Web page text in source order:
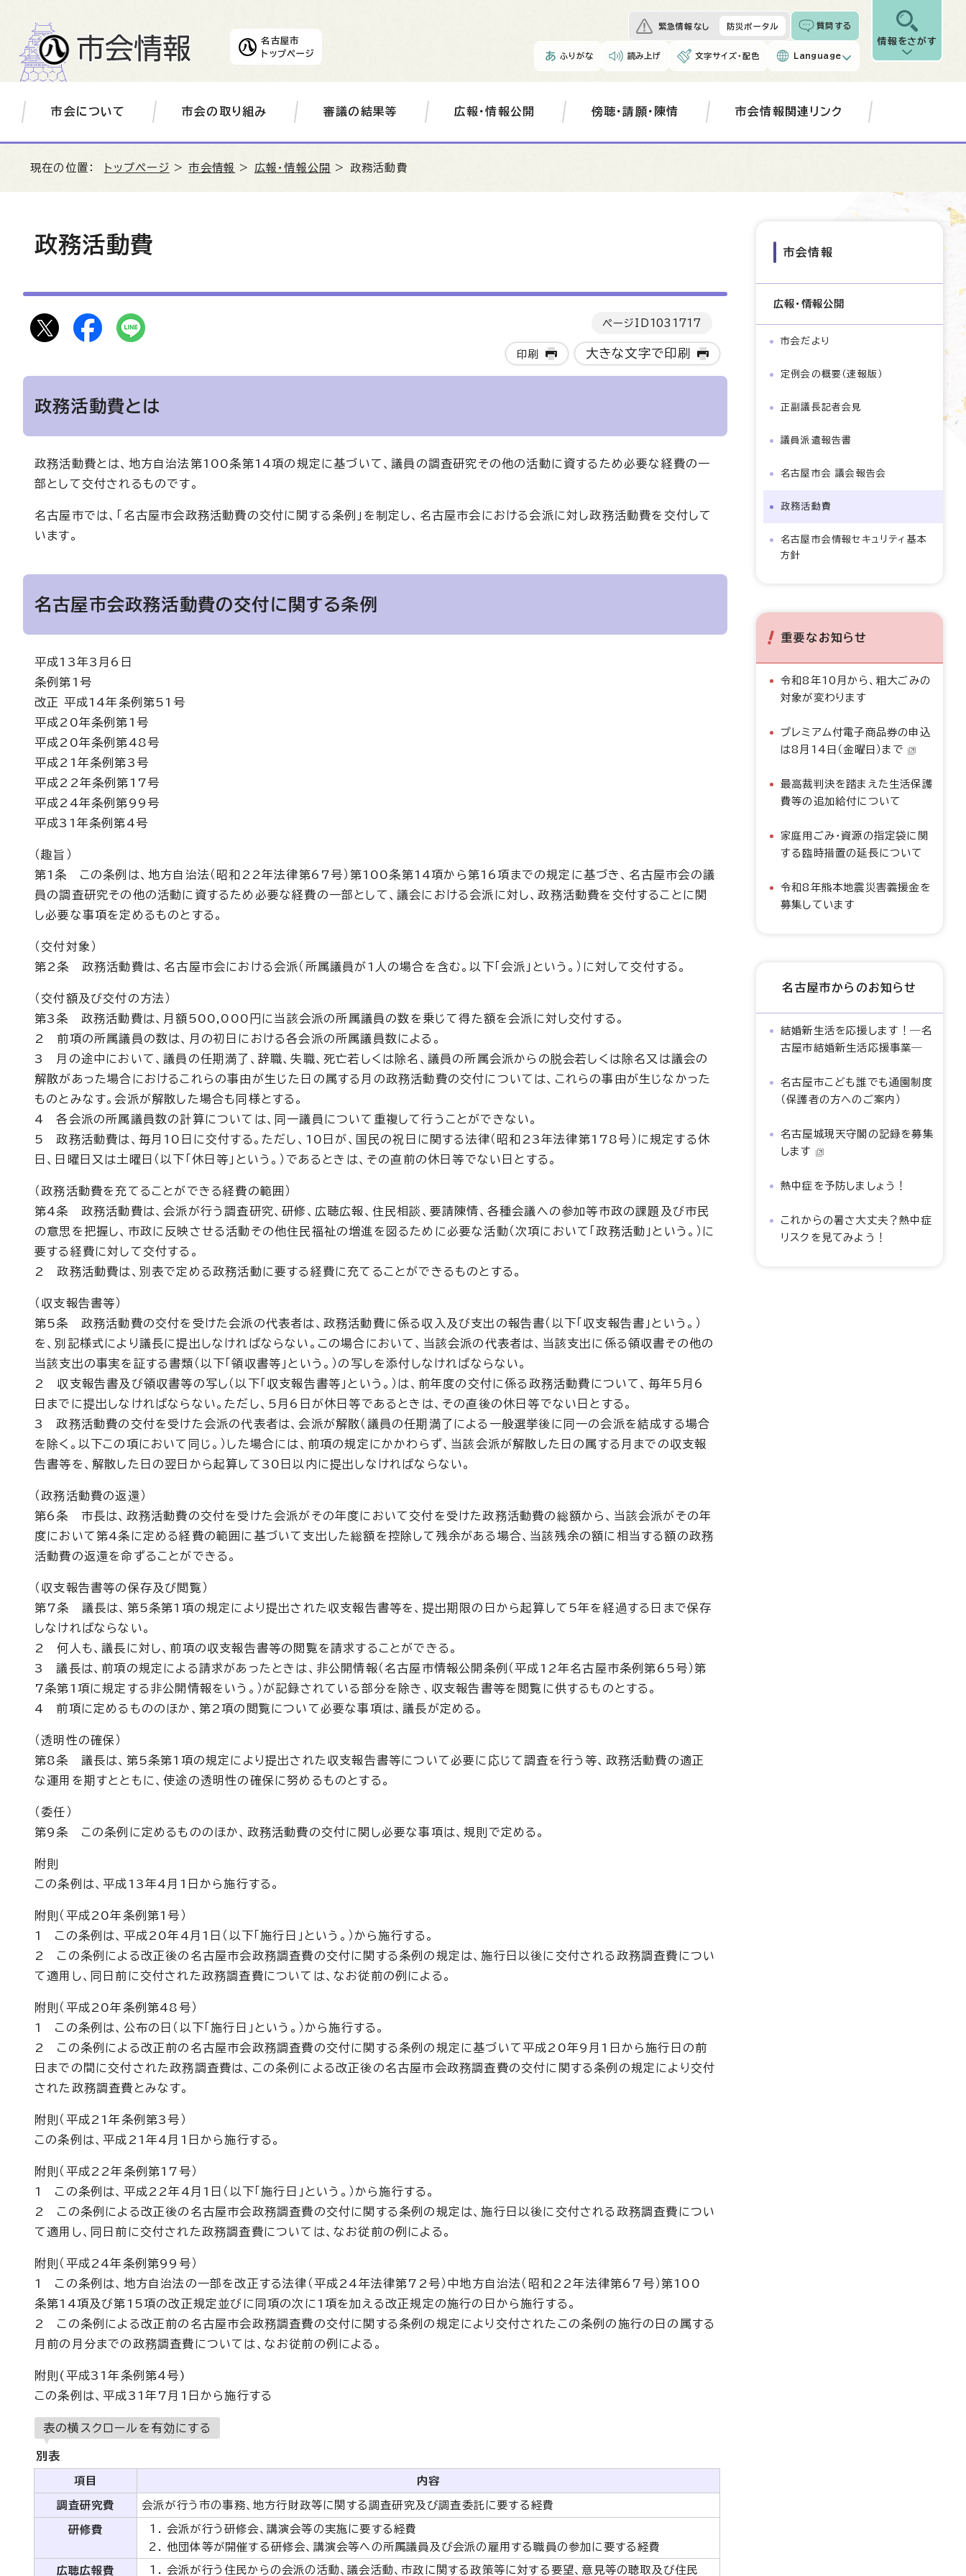
名古屋市
トップページ
緊急情報なし 防災ポータル 質問する
ふりがな 読み上げ 文字サイズ・配色 Language
情報をさがす
市会について 市会の取り組み 審議の結果等 広報・情報公開 傍聴・請願・陳情 市会情報関連リンク
現在の位置： トップページ >市会情報 > 広報・情報公開 > 政務活動費
政務活動費
ページID 1031717
印刷 大きな文字で印刷
政務活動費とは
政務活動費とは、地方自治法第100条第14項の規定に基づいて、議員の調査研究その他の活動に資するため必要な経費の一
部として交付されるものです。
名古屋市では、「名古屋市会政務活動費の交付に関する条例」を制定し、名古屋市会における会派に対し政務活動費を交付して
います。
名古屋市会政務活動費の交付に関する条例
平成13年3月6日
条例第1号
改正 平成14年条例第51号
平成20年条例第1号
平成20年条例第48号
平成21年条例第3号
平成22年条例第17号
平成24年条例第99号
平成31年条例第4号
（趣旨）
第1条 この条例は、地方自治法（昭和22年法律第67号）第100条第14項から第16項までの規定に基づき、名古屋市会の議
員の調査研究その他の活動に資するため必要な経費の一部として、議会における会派に対し、政務活動費を交付することに関
し必要な事項を定めるものとする。
（交付対象）
第2条 政務活動費は、名古屋市会における会派（所属議員が1人の場合を含む。以下「会派」という。）に対して交付する。
（交付額及び交付の方法）
第3条 政務活動費は、月額500,000円に当該会派の所属議員の数を乗じて得た額を会派に対し交付する。
2 前項の所属議員の数は、月の初日における各会派の所属議員数による。
3 月の途中において、議員の任期満了、辞職、失職、死亡若しくは除名、議員の所属会派からの脱会若しくは除名又は議会の
解散があった場合におけるこれらの事由が生じた日の属する月の政務活動費の交付については、これらの事由が生じなかった
ものとみなす。会派が解散した場合も同様とする。
4 各会派の所属議員数の計算については、同一議員について重複して行うことができない。
5 政務活動費は、毎月10日に交付する。ただし、10日が、国民の祝日に関する法律（昭和23年法律第178号）に規定する休
日、日曜日又は土曜日（以下「休日等」という。）であるときは、その直前の休日等でない日とする。
（政務活動費を充てることができる経費の範囲）
第4条 政務活動費は、会派が行う調査研究、研修、広聴広報、住民相談、要請陳情、各種会議への参加等市政の課題及び市民
の意思を把握し、市政に反映させる活動その他住民福祉の増進を図るために必要な活動（次項において「政務活動」という。）に
要する経費に対して交付する。
2 政務活動費は、別表で定める政務活動に要する経費に充てることができるものとする。
（収支報告書等）
第5条 政務活動費の交付を受けた会派の代表者は、政務活動費に係る収入及び支出の報告書（以下「収支報告書」という。）
を、別記様式により議長に提出しなければならない。この場合において、当該会派の代表者は、当該支出に係る領収書その他の
当該支出の事実を証する書類（以下「領収書等」という。）の写しを添付しなければならない。
2 収支報告書及び領収書等の写し（以下「収支報告書等」という。）は、前年度の交付に係る政務活動費について、毎年5月6
日までに提出しなければならない。ただし、5月6日が休日等であるときは、その直後の休日等でない日とする。
3 政務活動費の交付を受けた会派の代表者は、会派が解散（議員の任期満了による一般選挙後に同一の会派を結成する場合
を除く。以下この項において同じ。）した場合には、前項の規定にかかわらず、当該会派が解散した日の属する月までの収支報
告書等を、解散した日の翌日から起算して30日以内に提出しなければならない。
（政務活動費の返還）
第6条 市長は、政務活動費の交付を受けた会派がその年度において交付を受けた政務活動費の総額から、当該会派がその年
度において第4条に定める経費の範囲に基づいて支出した総額を控除して残余がある場合、当該残余の額に相当する額の政務
活動費の返還を命ずることができる。
（収支報告書等の保存及び閲覧）
第7条 議長は、第5条第1項の規定により提出された収支報告書等を、提出期限の日から起算して5年を経過する日まで保存
しなければならない。
2 何人も、議長に対し、前項の収支報告書等の閲覧を請求することができる。
3 議長は、前項の規定による請求があったときは、非公開情報（名古屋市情報公開条例（平成12年名古屋市条例第65号）第
7条第1項に規定する非公開情報をいう。）が記録されている部分を除き、収支報告書等を閲覧に供するものとする。
4 前項に定めるもののほか、第2項の閲覧について必要な事項は、議長が定める。
（透明性の確保）
第8条 議長は、第5条第1項の規定により提出された収支報告書等について必要に応じて調査を行う等、政務活動費の適正
な運用を期すとともに、使途の透明性の確保に努めるものとする。
（委任）
第9条 この条例に定めるもののほか、政務活動費の交付に関し必要な事項は、規則で定める。
附則
この条例は、平成13年4月1日から施行する。
附則（平成20年条例第1号）
1 この条例は、平成20年4月1日（以下「施行日」という。）から施行する。
2 この条例による改正後の名古屋市会政務調査費の交付に関する条例の規定は、施行日以後に交付される政務調査費につい
て適用し、同日前に交付された政務調査費については、なお従前の例による。
附則（平成20年条例第48号）
1 この条例は、公布の日（以下「施行日」という。）から施行する。
2 この条例による改正前の名古屋市会政務調査費の交付に関する条例の規定に基づいて平成20年9月1日から施行日の前
日までの間に交付された政務調査費は、この条例による改正後の名古屋市会政務調査費の交付に関する条例の規定により交付
された政務調査費とみなす。
附則（平成21年条例第3号）
この条例は、平成21年4月1日から施行する。
附則（平成22年条例第17号）
1 この条例は、平成22年4月1日（以下「施行日」という。）から施行する。
2 この条例による改正後の名古屋市会政務調査費の交付に関する条例の規定は、施行日以後に交付される政務調査費につい
て適用し、同日前に交付された政務調査費については、なお従前の例による。
附則（平成24年条例第99号）
1 この条例は、地方自治法の一部を改正する法律（平成24年法律第72号）中地方自治法（昭和22年法律第67号）第100
条第14項及び第15項の改正規定並びに同項の次に1項を加える改正規定の施行の日から施行する。
2 この条例による改正前の名古屋市会政務調査費の交付に関する条例の規定により交付されたこの条例の施行の日の属する
月前の月分までの政務調査費については、なお従前の例による。
附則(平成31年条例第4号)
この条例は、平成31年7月1日から施行する
表の横スクロールを有効にする
別表
項目 内容
調査研究費 会派が行う市の事務、地方行財政等に関する調査研究及び調査委託に要する経費
研修費
会派が行う研修会、講演会等の実施に要する経費
他団体等が開催する研修会、講演会等への所属議員及び会派の雇用する職員の参加に要する経費
広聴広報費 会派が行う住民からの会派の活動、議会活動、市政に関する政策等に対する要望、意見等の聴取及び住民
市会情報
広報・情報公開
市会だより
定例会の概要（速報版）
正副議長記者会見
議員派遣報告書
名古屋市会 議会報告会
政務活動費
名古屋市会情報セキュリティ基本
方針
重要なお知らせ
令和8年10月から、粗大ごみの
対象が変わります
プレミアム付電子商品券の申込
は8月14日（金曜日）まで
最高裁判決を踏まえた生活保護
費等の追加給付について
家庭用ごみ・資源の指定袋に関
する臨時措置の延長について
令和8年熊本地震災害義援金を
募集しています
名古屋市からのお知らせ
結婚新生活を応援します！―名
古屋市結婚新生活応援事業―
名古屋市こども誰でも通園制度
（保護者の方へのご案内）
名古屋城現天守閣の記録を募集
します
熱中症を予防しましょう！
これからの暑さ大丈夫？熱中症
リスクを見てみよう！